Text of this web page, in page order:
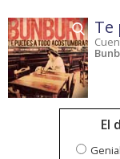
Te
El
Genial